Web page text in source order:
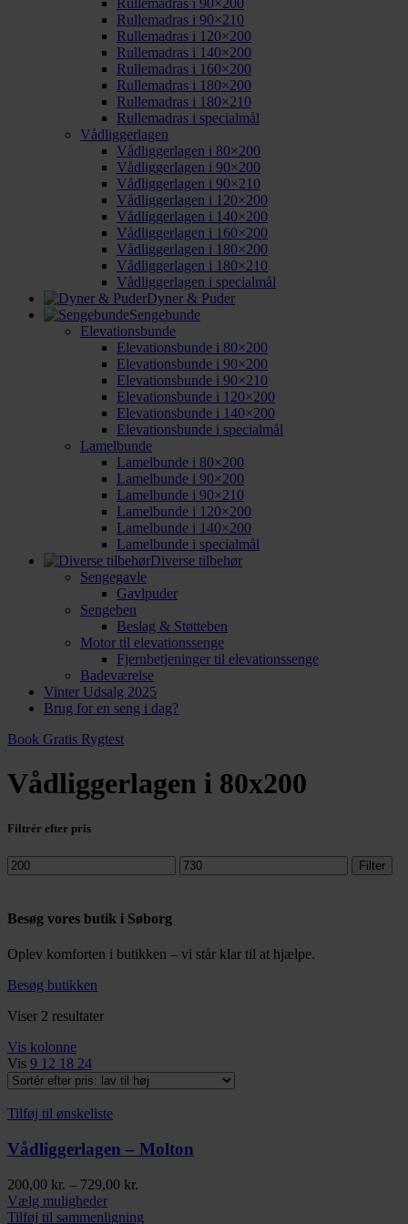
Rullemadras i 90×200
Rullemadras i 90×210
Rullemadras i 120×200
Rullemadras i 140×200
Rullemadras i 160×200
Rullemadras i 180×200
Rullemadras i 180×210
Rullemadras i specialmål
Vådliggerlagen
Vådliggerlagen i 80×200
Vådliggerlagen i 90×200
Vådliggerlagen i 90×210
Vådliggerlagen i 120×200
Vådliggerlagen i 140×200
Vådliggerlagen i 160×200
Vådliggerlagen i 180×200
Vådliggerlagen i 180×210
Vådliggerlagen i specialmål
Dyner & Puder
Sengebunde
Elevationsbunde
Elevationsbunde i 80×200
Elevationsbunde i 90×200
Elevationsbunde i 90×210
Elevationsbunde i 120×200
Elevationsbunde i 140×200
Elevationsbunde i specialmål
Lamelbunde
Lamelbunde i 80×200
Lamelbunde i 90×200
Lamelbunde i 90×210
Lamelbunde i 120×200
Lamelbunde i 140×200
Lamelbunde i specialmål
Diverse tilbehør
Sengegavle
Gavlpuder
Sengeben
Beslag & Støtteben
Motor til elevationssenge
Fjernbetjeninger til elevationssenge
Badeværelse
Vinter Udsalg 2025
Brug for en seng i dag?
Book Gratis Rygtest
Vådliggerlagen i 80x200
Filtrér efter pris
Mindste
pris
Højeste
pris
Filter
Besøg vores butik i Søborg
Oplev komforten i butikken – vi står klar til at hjælpe.
Besøg butikken
Viser 2 resultaterSorteret
til
Vis kolonne
Vis 9 12 18 24
Tilføj til ønskeliste
Vådliggerlagen – Molton
200,00 kr. – 729,00 kr.
til
Vælg mulighederDette
vare
Tilføj til sammenligning